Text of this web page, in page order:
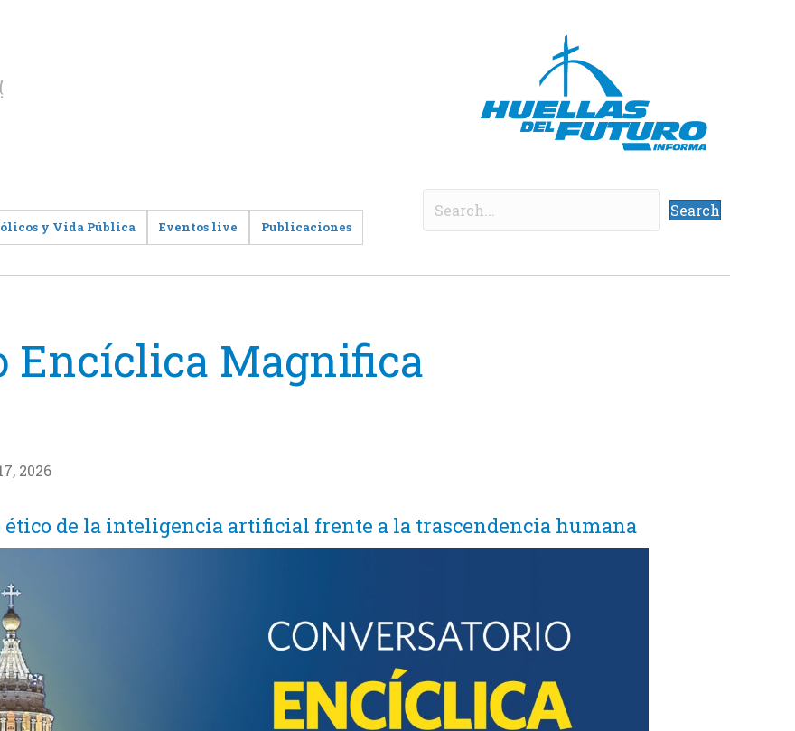
y Vida Pública Eventos live Publicaciones
Search
Encíclica Magnifica
2026
ético de la inteligencia artificial frente a la trascendencia humana